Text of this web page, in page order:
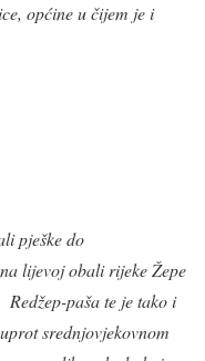
općine u čijem je i
pješke do
lijevoj obali rijeke Žepe
paša te je tako i
srednjovjekovnom